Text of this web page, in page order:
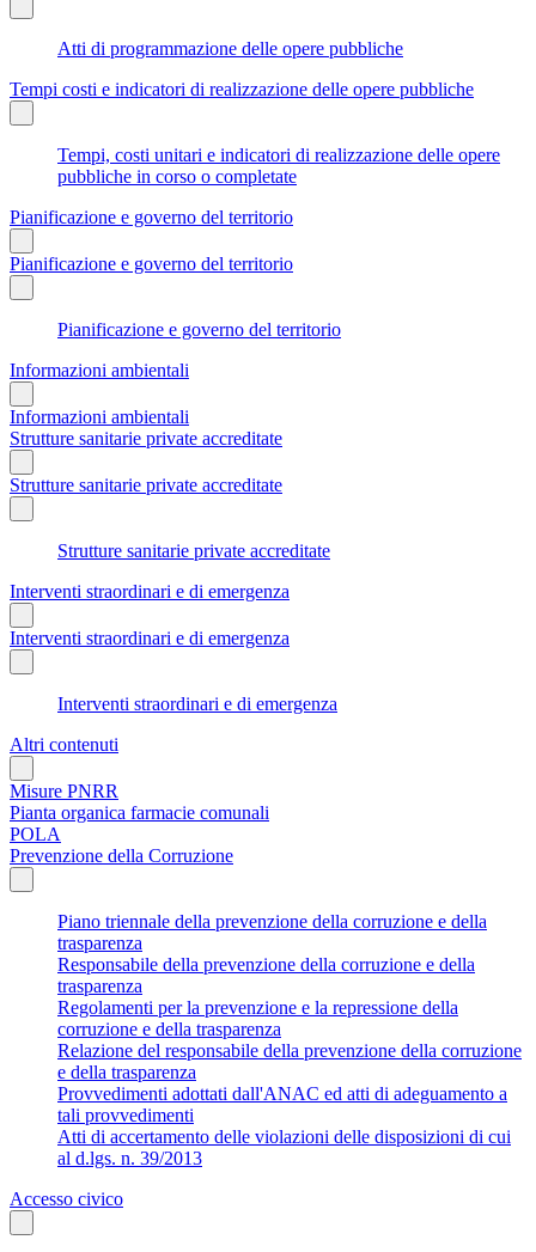
Atti di programmazione delle opere pubbliche
Tempi costi e indicatori di realizzazione delle opere pubbliche
Tempi, costi unitari e indicatori di realizzazione delle opere
pubbliche in corso o completate
Pianificazione e governo del territorio
Pianificazione e governo del territorio
Pianificazione e governo del territorio
Informazioni ambientali
Informazioni ambientali
Strutture sanitarie private accreditate
Strutture sanitarie private accreditate
Strutture sanitarie private accreditate
Interventi straordinari e di emergenza
Interventi straordinari e di emergenza
Interventi straordinari e di emergenza
Altri contenuti
Misure PNRR
Pianta organica farmacie comunali
POLA
Prevenzione della Corruzione
Piano triennale della prevenzione della corruzione e della
trasparenza
Responsabile della prevenzione della corruzione e della
trasparenza
Regolamenti per la prevenzione e la repressione della
corruzione e della trasparenza
Relazione del responsabile della prevenzione della corruzione
e della trasparenza
Provvedimenti adottati dall'ANAC ed atti di adeguamento a
tali provvedimenti
Atti di accertamento delle violazioni delle disposizioni di cui
al d.lgs. n. 39/2013
Accesso civico